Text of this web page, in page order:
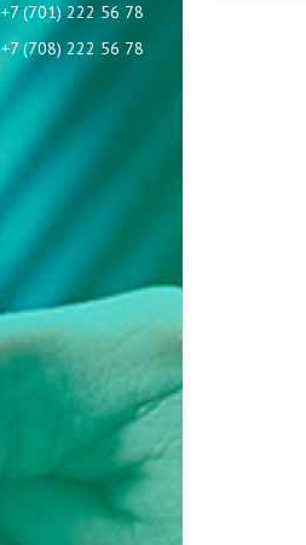
+7 (701) 222 56 78
+7 (708) 222 56 78